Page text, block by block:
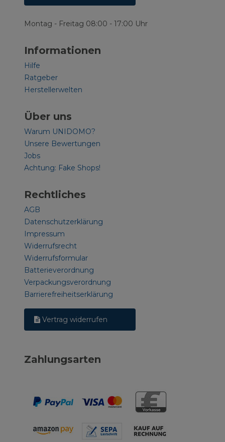
Montag - Freitag 08:00 - 17:00 Uhr
Informationen
Hilfe
Ratgeber
Herstellerwelten
Über uns
Warum UNIDOMO?
Unsere Bewertungen
Jobs
Achtung: Fake Shops!
Rechtliches
AGB
Datenschutzerklärung
Impressum
Widerrufsrecht
Widerrufsformular
Batterieverordnung
Verpackungsverordnung
Barrierefreiheitserklärung
Vertrag widerrufen
Zahlungsarten